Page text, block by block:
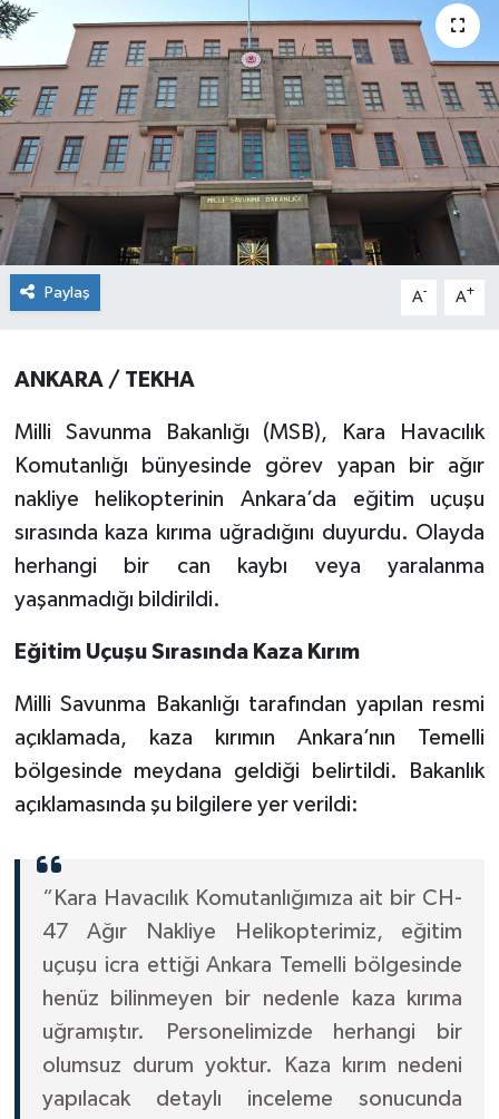
Paylaş A- A+
ANKARA / TEKHA
Milli Savunma Bakanlığı (MSB), Kara Havacılık
Komutanlığı bünyesinde görev yapan bir ağır
nakliye helikopterinin Ankara’da eğitim uçuşu
sırasında kaza kırıma uğradığını duyurdu. Olayda
herhangi bir can kaybı veya yaralanma
yaşanmadığı bildirildi.
Eğitim Uçuşu Sırasında Kaza Kırım
Milli Savunma Bakanlığı tarafından yapılan resmi
açıklamada, kaza kırımın Ankara’nın Temelli
bölgesinde meydana geldiği belirtildi. Bakanlık
açıklamasında şu bilgilere yer verildi:
“Kara Havacılık Komutanlığımıza ait bir CH-
47 Ağır Nakliye Helikopterimiz, eğitim
uçuşu icra ettiği Ankara Temelli bölgesinde
henüz bilinmeyen bir nedenle kaza kırıma
uğramıştır. Personelimizde herhangi bir
olumsuz durum yoktur. Kaza kırım nedeni
yapılacak detaylı inceleme sonucunda